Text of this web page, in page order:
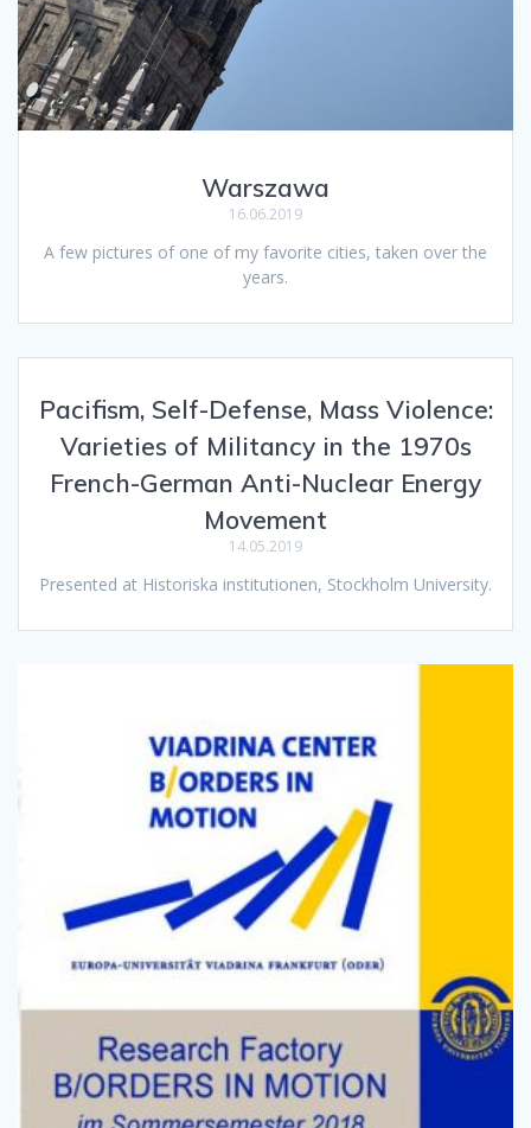
Warszawa
16.06.2019
A few pictures of one of my favorite cities, taken over the
years.
Pacifism, Self-Defense, Mass Violence:
Varieties of Militancy in the 1970s
French-German Anti-Nuclear Energy
Movement
14.05.2019
Presented at Historiska institutionen, Stockholm University.